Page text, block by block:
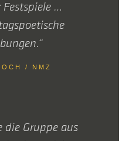
Festspiele …
/ NMZ
die Gruppe aus